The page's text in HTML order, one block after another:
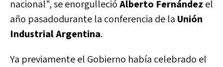
nacional", se enorgullecióAlberto Fernández el
año pasadodurante la conferencia de la Unión
Industrial Argentina.
Ya previamente el Gobierno había celebrado el